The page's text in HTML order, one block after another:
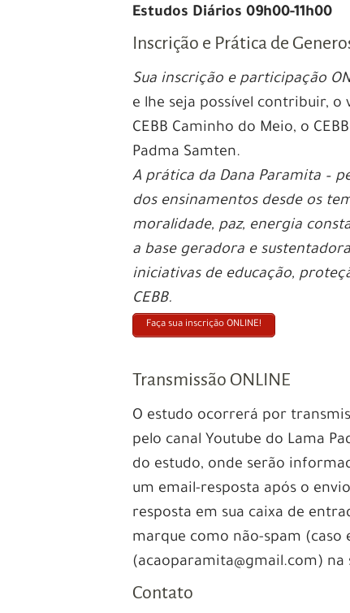
Estudos Diários 09h00-11h00
Inscrição e Prática de
Sua inscrição e participação
e lhe seja possível contribuir,
CEBB Caminho do Meio, o
Padma Samten.
A prática da Dana Paramita –
dos ensinamentos desde os
moralidade, paz, energia
a base geradora e
iniciativas de educação,
CEBB.
Faça sua inscrição ONLINE!
Transmissão ONLINE
O estudo ocorrerá por
pelo canal Youtube do Lama
do estudo, onde serão
um email-resposta após o
resposta em sua caixa de
marque como não-spam (caso
(acaoparamita@gmail.com) na
Contato